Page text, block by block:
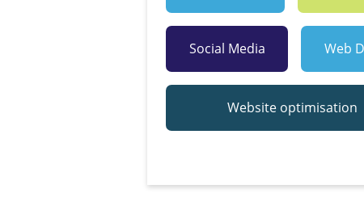
Social Media Web
Website optimisation